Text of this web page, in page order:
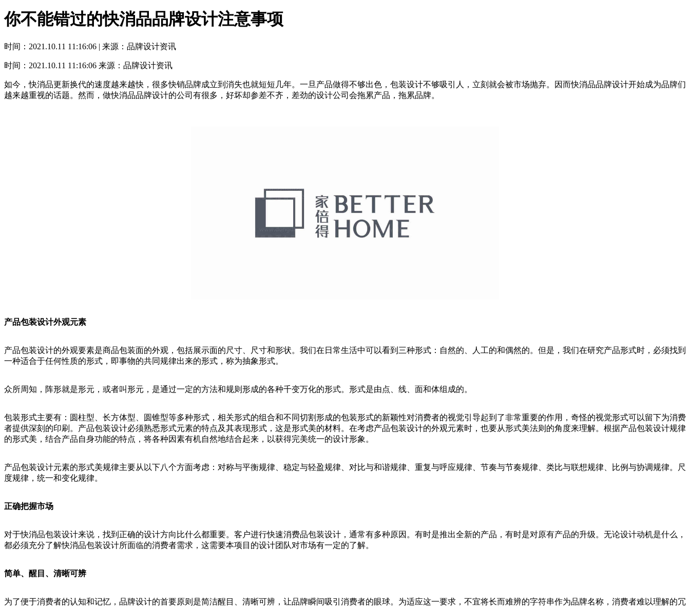
你不能错过的快消品品牌设计注意事项
时间：2021.10.11 11:16:06 | 来源：品牌设计资讯
时间：2021.10.11 11:16:06 来源：品牌设计资讯
如今，快消品更新换代的速度越来越快，很多快销品牌成立到消失也就短短几年。一旦产品做得不够出色，包装设计不够吸引人，立刻就会被市场抛弃。因而快消品品牌设计开始成为品牌们
越来越重视的话题。然而，做快消品品牌设计的公司有很多，好坏却参差不齐，差劲的设计公司会拖累产品，拖累品牌。
产品包装设计外观元素
产品包装设计的外观要素是商品包装面的外观，包括展示面的尺寸、尺寸和形状。我们在日常生活中可以看到三种形式：自然的、人工的和偶然的。但是，我们在研究产品形式时，必须找到
一种适合于任何性质的形式，即事物的共同规律出来的形式，称为抽象形式。
众所周知，阵形就是形元，或者叫形元，是通过一定的方法和规则形成的各种千变万化的形式。形式是由点、线、面和体组成的。
包装形式主要有：圆柱型、长方体型、圆锥型等多种形式，相关形式的组合和不同切割形成的包装形式的新颖性对消费者的视觉引导起到了非常重要的作用，奇怪的视觉形式可以留下为消费
者提供深刻的印刷。产品包装设计必须熟悉形式元素的特点及其表现形式，这是形式美的材料。在考虑产品包装设计的外观元素时，也要从形式美法则的角度来理解。根据产品包装设计规律
的形式美，结合产品自身功能的特点，将各种因素有机自然地结合起来，以获得完美统一的设计形象。
产品包装设计元素的形式美规律主要从以下八个方面考虑：对称与平衡规律、稳定与轻盈规律、对比与和谐规律、重复与呼应规律、节奏与节奏规律、类比与联想规律、比例与协调规律。尺
度规律，统一和变化规律。
正确把握市场
对于快消品包装设计来说，找到正确的设计方向比什么都重要。客户进行快速消费品包装设计，通常有多种原因。有时是推出全新的产品，有时是对原有产品的升级。无论设计动机是什么，
都必须充分了解快消品包装设计所面临的消费者需求，这需要本项目的设计团队对市场有一定的了解。
简单、醒目、清晰可辨
为了便于消费者的认知和记忆，品牌设计的首要原则是简洁醒目、清晰可辨，让品牌瞬间吸引消费者的眼球。为适应这一要求，不宜将长而难辨的字符串作为品牌名称，消费者难以理解的冗